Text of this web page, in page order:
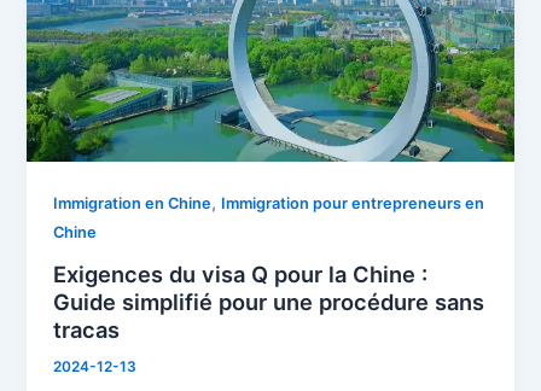
Immigration en Chine, Immigration pour entrepreneurs en
Chine
Exigences du visa Q pour la Chine :
Guide simplifié pour une procédure sans
tracas
2024-12-13
la
Chine
:
Guide
simplifié
pour
procédure
tracas